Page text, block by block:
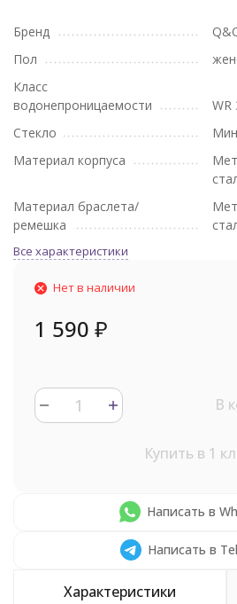
Бренд
Пол
Класс
водонепроницаемости
WR
Стекло
Материал корпуса
Материал браслета/
ремешка
Все характеристики
Нет в наличии
1 590 ₽
В
Купить в 1
Написать в
Написать в
Характеристики